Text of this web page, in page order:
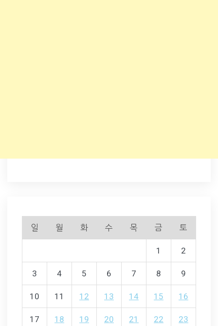
일 월 화 수 목 금 토
1 2
3 4 5 6 7 8 9
10 11 12 13 14 15 16
17 18 19 20 21 22 23